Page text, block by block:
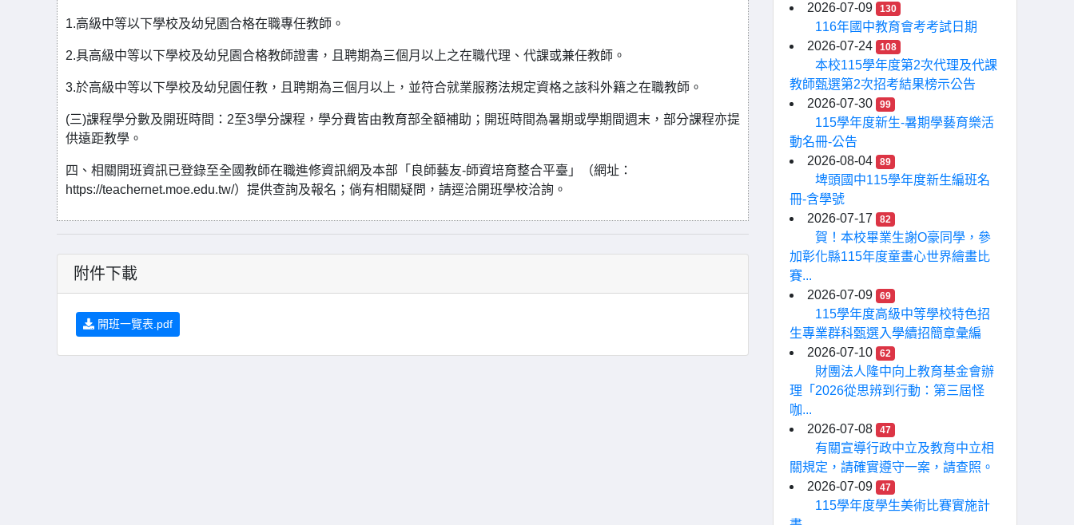
1.高級中等以下學校及幼兒園合格在職專任教師。
2.具高級中等以下學校及幼兒園合格教師證書，且聘期為三個月以上之在職代理、代課或兼任教師。
3.於高級中等以下學校及幼兒園任教，且聘期為三個月以上，並符合就業服務法規定資格之該科外籍之在職教師。
(三)課程學分數及開班時間：2至3學分課程，學分費皆由教育部全額補助；開班時間為暑期或學期間週末，部分課程亦提
供遠距教學。
四、相關開班資訊已登錄至全國教師在職進修資訊網及本部「良師藝友-師資培育整合平臺」（網址：
https://teachernet.moe.edu.tw/）提供查詢及報名；倘有相關疑問，請逕洽開班學校洽詢。
附件下載
開班一覽表.pdf
2026-07-09
130
116年國中教育會考考試日期
2026-07-24
108
本校115學年度第2次代理及代課
教師甄選第2次招考結果榜示公告
2026-07-30
99
115學年度新生-暑期學藝育樂活
動名冊-公告
2026-08-04
89
埤頭國中115學年度新生編班名
冊-含學號
2026-07-17
82
賀！本校畢業生謝O豪同學，參
加彰化縣115年度童畫心世界繪畫比
賽...
2026-07-09
69
115學年度高級中等學校特色招
生專業群科甄選入學續招簡章彙編
2026-07-10
62
財團法人隆中向上教育基金會辦
理「2026從思辨到行動：第三屆怪
咖...
2026-07-08
47
有關宣導行政中立及教育中立相
關規定，請確實遵守一案，請查照。
2026-07-09
47
115學年度學生美術比賽實施計